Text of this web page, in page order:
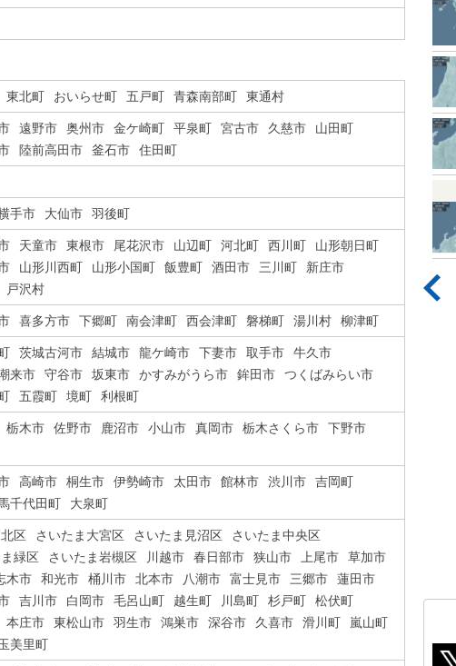
東北町 おいらせ町 五戸町 青森南部町 東通村
遠野市 奥州市 金ケ崎町 平泉町 宮古市 久慈市
山田町
陸前高田市 釜石市 住田町
手市 大仙市 羽後町
天童市 東根市 尾花沢市 山辺町 河北町 西川町
山形朝日町
山形川西町 山形小国町 飯豊町 酒田市 三川町
新庄市
戸沢村
喜多方市 下郷町 南会津町 西会津町 磐梯町 湯川村 柳津町
茨城古河市 結城市 龍ケ崎市 下妻市 取手市
牛久市
来市 守谷市 坂東市 かすみがうら市 鉾田市
つくばみらい市
五霞町 境町 利根町
栃木市 佐野市 鹿沼市 小山市 真岡市 栃木さくら市
下野市
高崎市 桐生市 伊勢崎市 太田市 館林市 渋川市
吉岡町
千代田町 大泉町
区 さいたま大宮区 さいたま見沼区
さいたま中央区
緑区 さいたま岩槻区 川越市 春日部市 狭山市 上尾市
草加市
木市 和光市 桶川市 北本市 八潮市 富士見市 三郷市
蓮田市
吉川市 白岡市 毛呂山町 越生町 川島町 杉戸町
松伏町
本庄市 東松山市 羽生市 鴻巣市 深谷市 久喜市 滑川町
嵐山町
美里町